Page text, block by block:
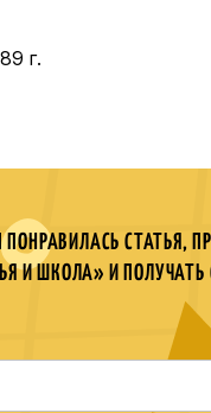
г.
ПОНРАВИЛАСЬ СТАТЬЯ,
И ШКОЛА» И